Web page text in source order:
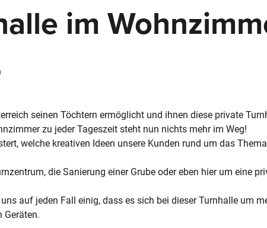
im
seinen Töchtern ermöglicht und ihnen diese private
zu jeder Tageszeit steht nun nichts mehr im Weg!
welche kreativen Ideen unsere Kunden rund um das
die Sanierung einer Grube oder eben hier um eine
auf jeden Fall einig, dass es sich bei dieser Turnhalle um
Geräten.